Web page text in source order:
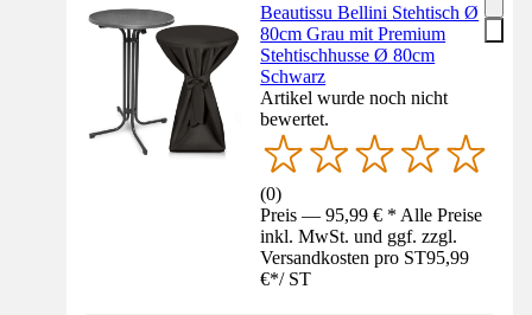
Beautissu Bellini Stehtisch Ø
80cm Grau mit Premium
Stehtischhusse Ø 80cm
Schwarz
Artikel wurde noch nicht
bewertet.
(0)
Preis — 95,99 € * Alle Preise
inkl. MwSt. und ggf. zzgl.
Versandkosten pro ST95,99
€*/ ST